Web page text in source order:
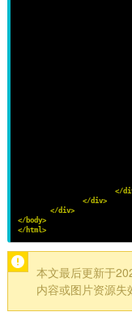
</
</div>
</div>
</body>
</html>
本文最后更新于
内容或图片资源失